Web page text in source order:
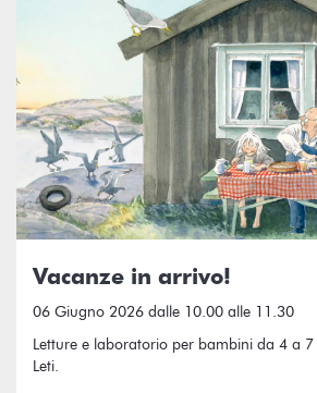
Vacanze in arrivo!
06 Giugno 2026 dalle 10.00 alle 11.30
Letture e laboratorio per bambini da 4 a
Leti.